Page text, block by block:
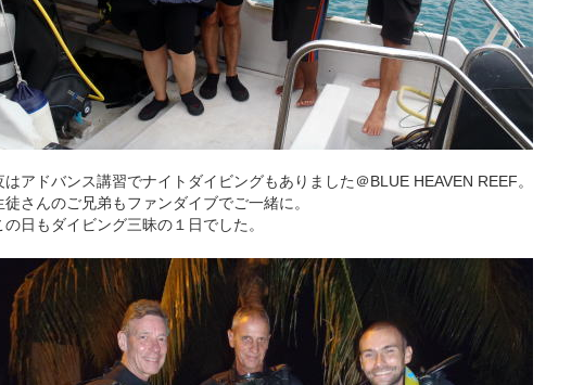
はアドバンス講習でナイトダイビングもありました＠BLUE HEAVEN REEF。
徒さんのご兄弟もファンダイブでご一緒に。
の日もダイビング三昧の１日でした。